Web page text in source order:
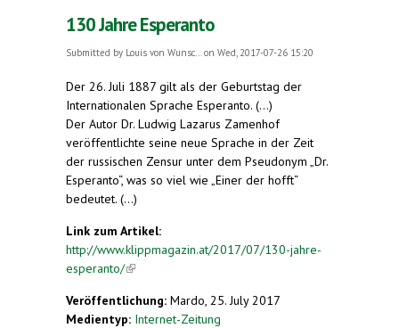
130 Jahre Esperanto
Submitted by Louis von Wunsc... on Wed, 2017-07-26 15:20
Der 26. Juli 1887 gilt als der Geburtstag der
Internationalen Sprache Esperanto. (...)
Der Autor Dr. Ludwig Lazarus Zamenhof
veröffentlichte seine neue Sprache in der Zeit
der russischen Zensur unter dem Pseudonym „Dr.
Esperanto“, was so viel wie „Einer der hofft“
bedeutet. (...)
Link zum Artikel:
http://www.klippmagazin.at/2017/07/130-jahre-
esperanto/(link is external)
Veröffentlichung: Mardo, 25. July 2017
Medientyp: Internet-Zeitung